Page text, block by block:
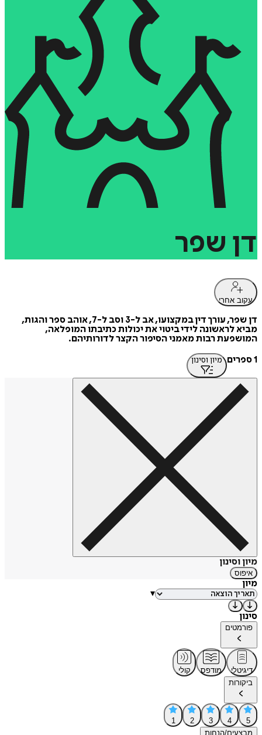
דן שפר
עקוב אחרי
דן שפר, עורך דין במקצועו, אב ל-3 וסב ל-7, אוהב ספר והגות,
מביא לראשונה לידי ביטוי את יכולות כתיבתו המופלאה,
המושפעת רבות מאמני הסיפור הקצר לדורותיהם.
1 ספרים
מיון וסינון
מיון וסינון
איפוס
מיון
▾
סינון
פורמטים
דיגיטלי מודפס
קולי
ביקורות
5
4
3
2
1
מבצעים/הנחות